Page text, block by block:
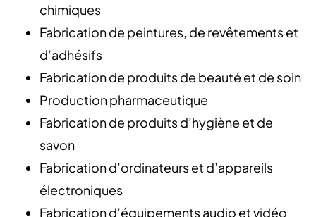
chimiques
Fabrication de peintures, de revêtements et
d’adhésifs
Fabrication de produits de beauté et de soin
Production pharmaceutique
Fabrication de produits d’hygiène et de
savon
Fabrication d’ordinateurs et d’appareils
électroniques
Fabrication d’équipements audio et vidéo